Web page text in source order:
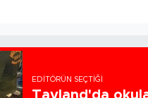
EDITÖRÜN SEÇTIĞI